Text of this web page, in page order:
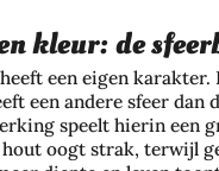
kleur: de
een eigen karakter.
een andere sfeer dan
speelt hierin een
hout oogt strak, terwijl